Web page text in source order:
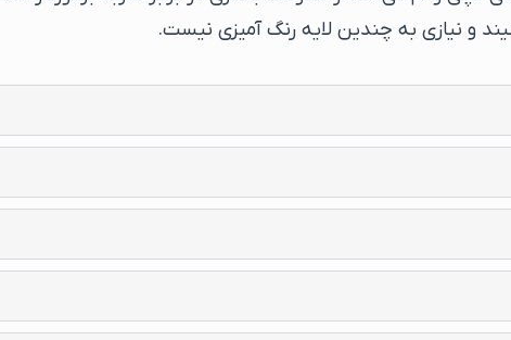
و نیازی به چندین لایه رنگ آمیزی نیست.